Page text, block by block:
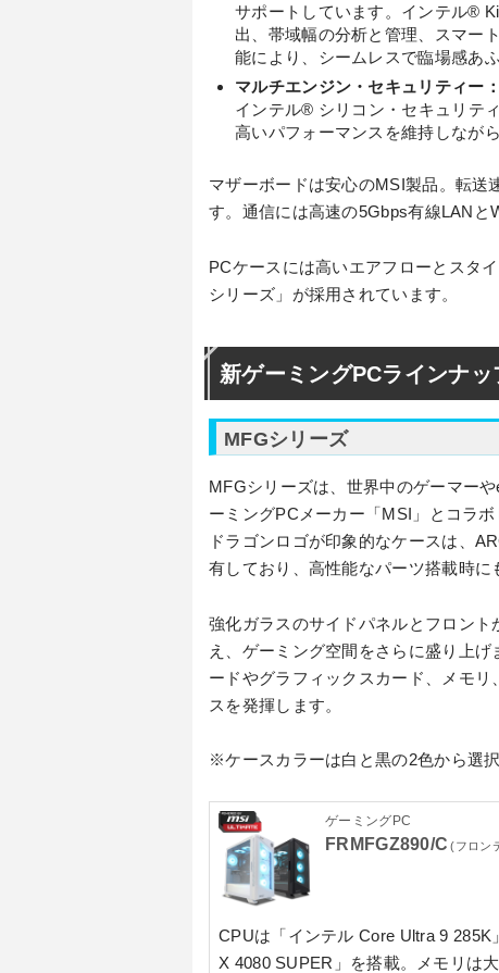
サポートしています。インテル®
出、帯域幅の分析と管理、スマー
能により、シームレスで臨場感あ
マルチエンジン・セキュリティー：
インテル® シリコン・セキュリテ
高いパフォーマンスを維持しなが
マザーボードは安心のMSI製品。転送
す。通信には高速の5Gbps有線LANと
PCケースには高いエアフローとスタ
シリーズ」が採用されています。
新ゲーミングPCラインナッ
MFGシリーズ
MFGシリーズは、世界中のゲーマー
ーミングPCメーカー「MSI」とコラ
ドラゴンロゴが印象的なケースは、
有しており、高性能なパーツ搭載時に
強化ガラスのサイドパネルとフロン
え、ゲーミング空間をさらに盛り上
ードやグラフィックスカード、メモ
スを発揮します。
※ケースカラーは白と黒の2色から選択
ゲーミングPC
FRMFGZ890/C (フロン
CPUは 「インテル Core Ultra 9 285K」
X 4080 SUPER」
を搭載。メモリは